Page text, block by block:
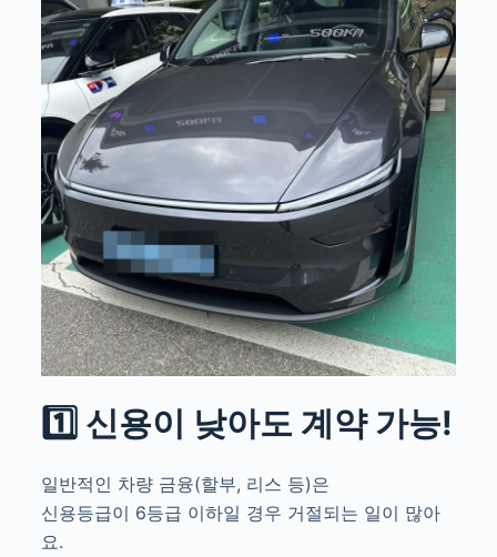
1️⃣ 신용이 낮아도 계약 가능!
일반적인 차량 금융(할부, 리스 등)은
신용등급이 6등급 이하일 경우 거절되는 일이 많아
요.